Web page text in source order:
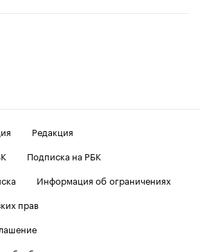
Редакция
Подписка на РБК
Информация об ограничениях
прав